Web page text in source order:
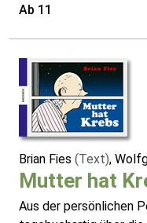
Ab 11
Brian Fies (Text),
Mutter hat
Aus der persönlichen